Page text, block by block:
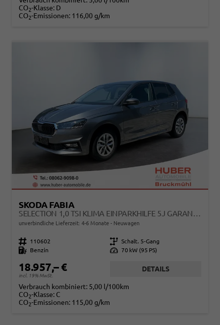
CO2-Klasse: D
CO2-Emissionen: 116,00 g/km
SKODA FABIA
SELECTION 1,0 TSI KLIMA EINPARKHILFE 5J GARANTIE LED APPLE CARPLAY BLUETOOTH
unverbindliche Lieferzeit: 4-6 Monate Neuwagen
Fahrzeugnr. 110602 Getriebe Schalt. 5-Gang
Kraftstoff
Benzin Leistung 70 kW (95 PS)
18.957,– €
incl. 19% MwSt.
DETAILS
Verbrauch kombiniert: 5,00 l/100km
CO2-Klasse: C
CO2-Emissionen: 115,00 g/km